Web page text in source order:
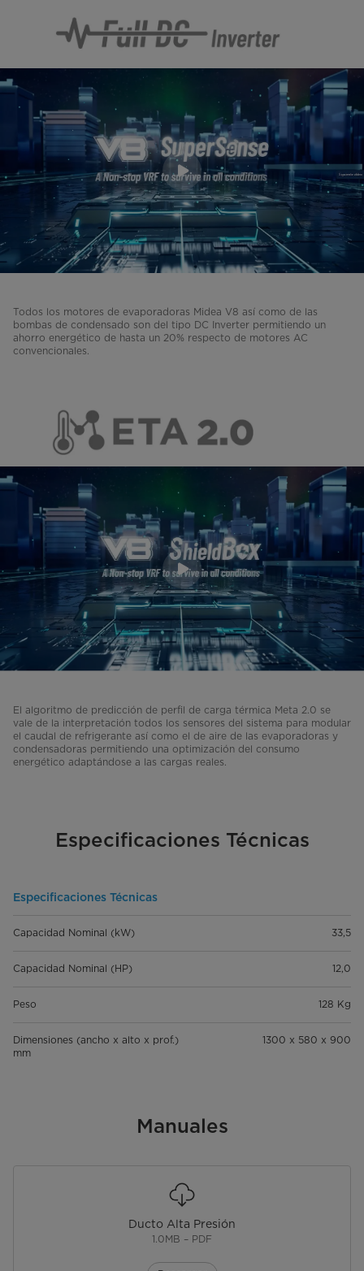
Todos los motores de evaporadoras Midea V8 así como de las
bombas de condensado son del tipo DC Inverter permitiendo un
ahorro energético de hasta un 20% respecto de motores AC
convencionales.
El algoritmo de predicción de perfil de carga térmica Meta 2.0 se
vale de la interpretación todos los sensores del sistema para modular
el caudal de refrigerante así como el de aire de las evaporadoras y
condensadoras permitiendo una optimización del consumo
energético adaptándose a las cargas reales.
Especificaciones Técnicas
Especificaciones Técnicas
Capacidad Nominal (kW) 33,5
Capacidad Nominal (HP) 12,0
Peso 128 Kg
Dimensiones (ancho x alto x prof.)
mm
1300 x 580 x 900
Manuales
Ducto Alta Presión
1.0MB – PDF